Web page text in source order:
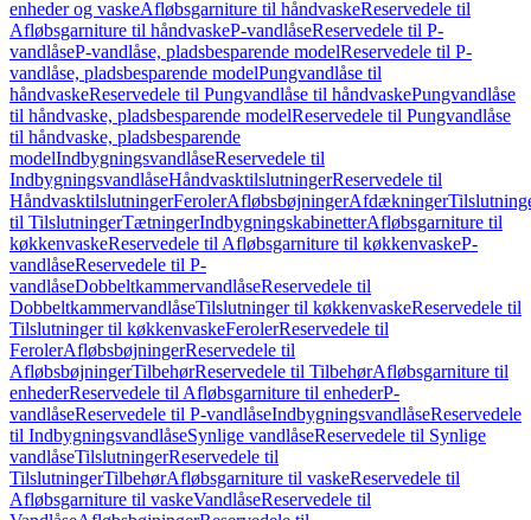
enheder og vaskeAfløbsgarniture til håndvaskeReservedele til
Afløbsgarniture til håndvaskeP-vandlåseReservedele til P-
vandlåseP-vandlåse, pladsbesparende modelReservedele til P-
vandlåse, pladsbesparende modelPungvandlåse til
håndvaskeReservedele til Pungvandlåse til håndvaskePungvandlåse
til håndvaske, pladsbesparende modelReservedele til Pungvandlåse
til håndvaske, pladsbesparende
modelIndbygningsvandlåseReservedele til
IndbygningsvandlåseHåndvasktilslutningerReservedele til
HåndvasktilslutningerFerolerAfløbsbøjningerAfdækninger
til TilslutningerTætningerIndbygningskabinetterAfløbsgarniture til
køkkenvaskeReservedele til Afløbsgarniture til køkkenvaskeP-
vandlåseReservedele til P-
vandlåseDobbeltkammervandlåseReservedele til
DobbeltkammervandlåseTilslutninger til køkkenvaskeReservedele til
Tilslutninger til køkkenvaskeFerolerReservedele til
FerolerAfløbsbøjningerReservedele til
AfløbsbøjningerTilbehørReservedele til TilbehørAfløbsgarniture til
enhederReservedele til Afløbsgarniture til enhederP-
vandlåseReservedele til P-vandlåseIndbygningsvandlåseReservedele
til IndbygningsvandlåseSynlige vandlåseReservedele til Synlige
vandlåseTilslutningerReservedele til
TilslutningerTilbehørAfløbsgarniture til vaskeReservedele til
Afløbsgarniture til vaskeVandlåseReservedele til